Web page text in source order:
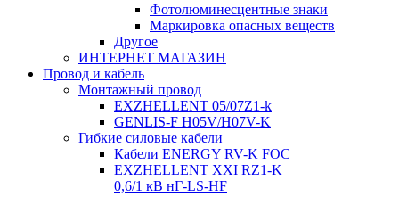
Фотолюминесцентные знаки
Маркировка опасных веществ
Другое
ИНТЕРНЕТ МАГАЗИН
Провод и кабель
Монтажный провод
EXZHELLENT 05/07Z1-k
GENLIS-F Н05V/H07V-K
Гибкие силовые кабели
Кабели ENERGY RV-K FOC
EXZHELLENT XXI RZ1-K
0,6/1 кВ нГ-LS-HF